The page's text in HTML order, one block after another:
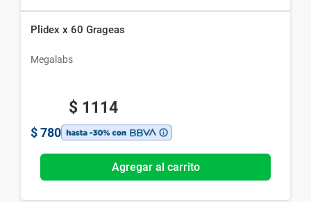
Plidex x 60 Grageas
Megalabs
$ 1114
$ 780
Agregar al carrito